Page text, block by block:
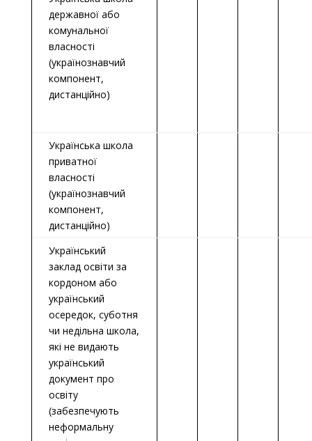
державної або
комунальної
власності
(українознавчий
компонент,
дистанційно)
Українська школа
приватної
власності
(українознавчий
компонент,
дистанційно)
Український
заклад освіти за
кордоном або
український
осередок, суботня
чи недільна школа,
які не видають
український
документ про
освіту
(забезпечують
неформальну